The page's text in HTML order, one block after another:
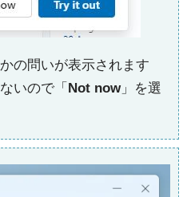
の問いが表示されます
いので「 Not now」を選